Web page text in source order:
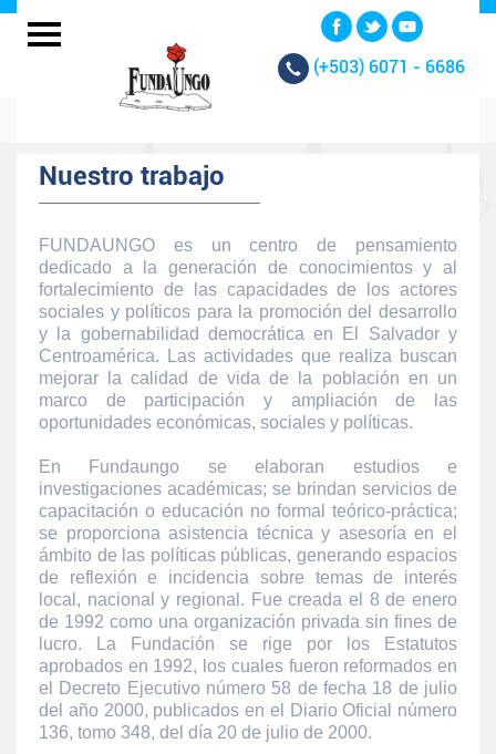
(+503) 6071 - 6686
Nuestro trabajo
FUNDAUNGO es un centro de pensamiento
dedicado a la generación de conocimientos y al
fortalecimiento de las capacidades de los actores
sociales y políticos para la promoción del desarrollo
y la gobernabilidad democrática en El Salvador y
Centroamérica. Las actividades que realiza buscan
mejorar la calidad de vida de la población en un
marco de participación y ampliación de las
oportunidades económicas, sociales y políticas.
En Fundaungo se elaboran estudios e
investigaciones académicas; se brindan servicios de
capacitación o educación no formal teórico-práctica;
se proporciona asistencia técnica y asesoría en el
ámbito de las políticas públicas, generando espacios
de reflexión e incidencia sobre temas de interés
local, nacional y regional. Fue creada el 8 de enero
de 1992 como una organización privada sin fines de
lucro. La Fundación se rige por los Estatutos
aprobados en 1992, los cuales fueron reformados en
el Decreto Ejecutivo número 58 de fecha 18 de julio
del año 2000, publicados en el Diario Oficial número
136, tomo 348, del día 20 de julio de 2000.